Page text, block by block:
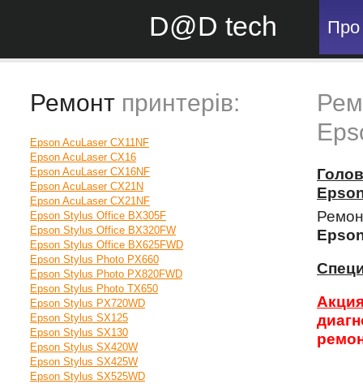
D@D tech Про
Ремонт принтерів:
Epson AcuLaser CX11NF
Epson AcuLaser CX16
Epson AcuLaser CX16NF
Epson AcuLaser CX21N
Epson AcuLaser CX21NF
Epson Stylus Office BX305F
Epson Stylus Office BX320FW
Epson Stylus Office BX625FWD
Epson Stylus Photo PX660
Epson Stylus Photo PX820FWD
Epson Stylus Photo TX650
Epson Stylus PX720WD
Epson Stylus SX125
Epson Stylus SX130
Epson Stylus SX420W
Epson Stylus SX425W
Epson Stylus SX525WD